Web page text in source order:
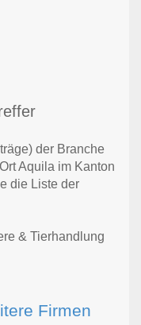
der Branche
Aquila im Kanton
die Liste der
& Tierhandlung
Firmen